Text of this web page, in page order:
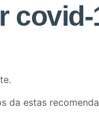
covid-
da estas